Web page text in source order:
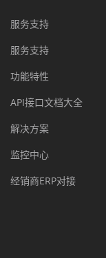
服务支持
服务支持
功能特性
API接口文档大全
解决方案
监控中心
经销商ERP对接